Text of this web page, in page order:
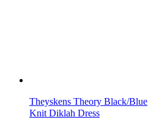
Theyskens Theory Black/Blue
Knit Diklah Dress